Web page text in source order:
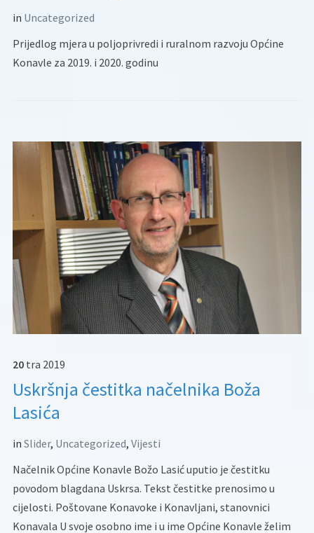
in Uncategorized
Prijedlog mjera u poljoprivredi i ruralnom razvoju Općine
Konavle za 2019. i 2020. godinu
20 tra 2019
Uskršnja čestitka načelnika Boža
Lasića
in Slider, Uncategorized, Vijesti
Načelnik Općine Konavle Božo Lasić uputio je čestitku
povodom blagdana Uskrsa. Tekst čestitke prenosimo u
cijelosti. Poštovane Konavoke i Konavljani, stanovnici
Konavala U svoje osobno ime i u ime Općine Konavle želim